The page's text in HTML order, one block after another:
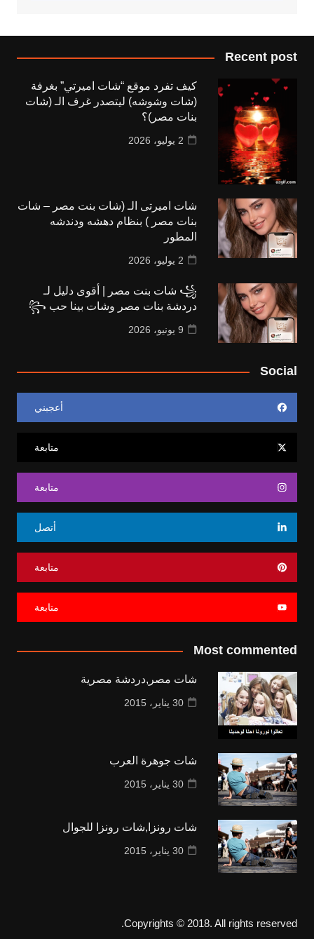
Recent post
كيف تفرد موقع “شات اميرتي” بغرفة
(شات وشوشه) ليتصدر غرف الـ (شات
بنات مصر)؟
2 يوليو، 2026
شات اميرتى الـ (شات بنت مصر – شات
بنات مصر ) بنظام دهشه ودندشه
المطور
2 يوليو، 2026
꧁ شات بنت مصر | أقوى دليل لـ
دردشة بنات مصر وشات بينا حب ꧂
9 يونيو، 2026
Social
أعجبني
متابعة
متابعة
أتصل
متابعة
متابعة
Most commented
شات مصر,دردشة مصرية
30 يناير، 2015
شات جوهرة العرب
30 يناير، 2015
شات رونزا,شات رونزا للجوال
30 يناير، 2015
Copyrights © 2018. All rights reserved.